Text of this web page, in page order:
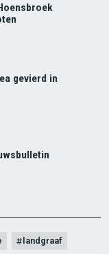
gevierd in
landgraaf